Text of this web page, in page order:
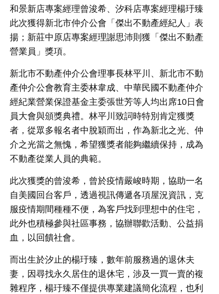
和景新店專案經理曾浚希、汐科店專案經理楊玗臻
此次獲得新北市仲介公會「傑出不動產經紀人」表
揚；新莊中原店專案經理謝思沛則獲「傑出不動產
營業員」獎項。
新北市不動產仲介公會理事長林平川、新北市不動
產仲介公會教育主委林韋成、中華民國不動產仲介
經紀業營業保證基金主委張世芳等人均出席10日會
員大會與頒獎典禮。林平川致詞時特別肯定獲獎
者，從眾多報名者中脫穎而出，作為新北之光、仲
介之光當之無愧，希望獲獎者能夠繼續保持，成為
不動產從業人員的典範。
此次獲獎的曾浚希，曾於疫情嚴峻時期，協助一名
自美國回台客戶，透過視訊傳遞各項屋況資訊，克
服疫情期間種種不便，為客戶找到理想中的住宅，
此外也積極參與社區事務，協辦聯歡活動、公益捐
血，以回饋社會。
而出生於汐止的楊玗臻，數年前服務過的退休夫
妻，因尋找永久居住的退休宅，涉及一買一賣的複
雜程序，楊玗臻不僅提供專業建議簡化流程，也利